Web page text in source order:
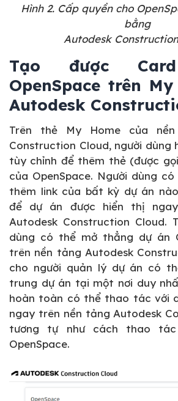
Hình 2. Cấp quyền cho
bằng
Autodesk
Tạo được
OpenSpace trên
Autodesk
Trên thẻ My Home của
Construction Cloud, người
tùy chỉnh để thêm thẻ (được
của OpenSpace. Người dùng
thêm link của bất kỳ dự án
để dự án được hiển thị
Autodesk Construction Cloud.
dùng có thể mở thẳng dự án
trên nền tảng Autodesk
cho người quản lý dự án có
trung dự án tại một nơi duy
hoàn toàn có thể thao tác với
ngay trên nền tảng Autodesk
tương tự như cách thao
OpenSpace.